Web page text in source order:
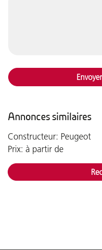
Annonces similaires
Constructeur: Peugeot
Prix: à partir de